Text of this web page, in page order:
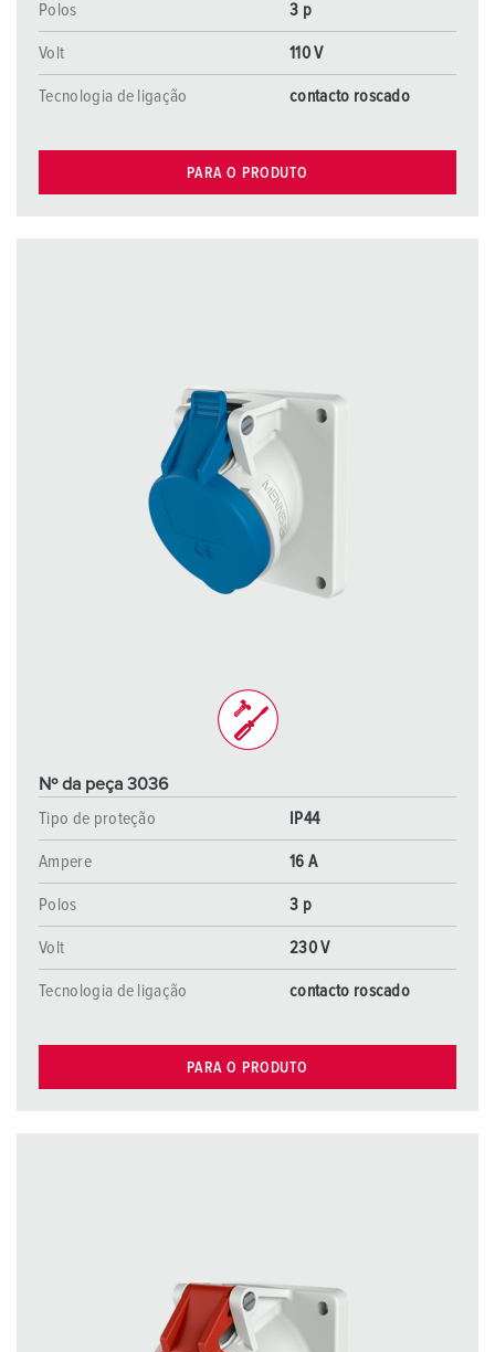
Polos 3 p
Volt 110 V
Tecnologia de ligação contacto roscado
PARA O PRODUTO
Nº da peça 3036
Tipo de proteção
IP44
Ampere 16 A
Polos 3 p
Volt 230 V
Tecnologia de ligação contacto roscado
PARA O PRODUTO